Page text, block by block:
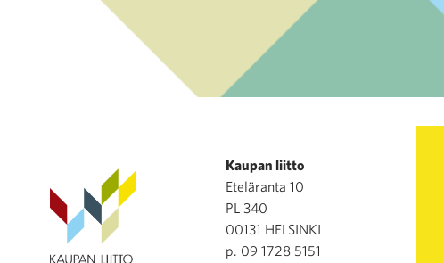
Kaupan liitto
Eteläranta 10
PL 340
00131 HELSINKI
p. 09 1728 5151